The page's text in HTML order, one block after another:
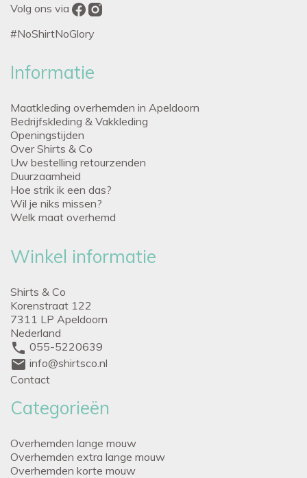
Volg ons via
#NoShirtNoGlory
Informatie
Maatkleding overhemden in Apeldoorn
Bedrijfskleding & Vakkleding
Openingstijden
Over Shirts & Co
Uw bestelling retourzenden
Duurzaamheid
Hoe strik ik een das?
Wil je niks missen?
Welk maat overhemd
Winkel informatie
Shirts & Co
Korenstraat 122
7311 LP Apeldoorn
Nederland
phone 055-5220639
mail info@shirtsco.nl
Contact
Categorieën
Overhemden lange mouw
Overhemden extra lange mouw
Overhemden korte mouw